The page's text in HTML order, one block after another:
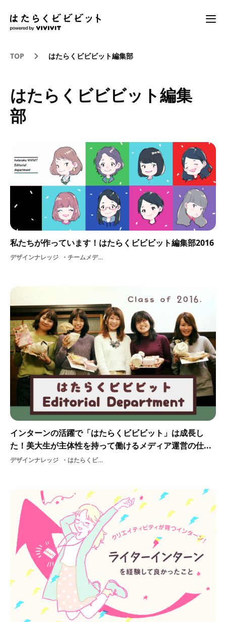
TOP はたらくビビビット編集部
はたらくビビビット編集
部
私たちが作っています！はたらくビビビット編集部2016
デザインナレッジ チームメディアメンバー編集部はたらくビビビット編集部編集はたらくビビビット
インターンの活躍で「はたらくビビビット」は成長し
た！美大生が主体性を持って働けるメディア運営の仕...
デザインナレッジ はたらくビビビット編集部ライター大学漫画美大